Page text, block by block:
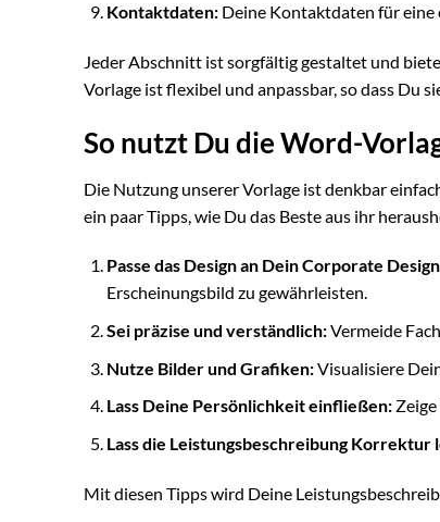
Kontaktdaten:Deine Kontaktdaten für eine
Jeder Abschnitt ist sorgfältig gestaltet und
Vorlage ist flexibel und anpassbar, so dass Du
So nutzt Du die Word-
Die Nutzung unserer Vorlage ist denkbar
ein paar Tipps, wie Du das Beste aus ihr
Passe das Design an Dein Corporate
Erscheinungsbild zu gewährleisten.
Sei präzise und verständlich:Vermeide
Nutze Bilder und Grafiken:Visualisiere
Lass Deine Persönlichkeit einfließen:Zeige
Lass die Leistungsbeschreibung Korrektur
Mit diesen Tipps wird Deine